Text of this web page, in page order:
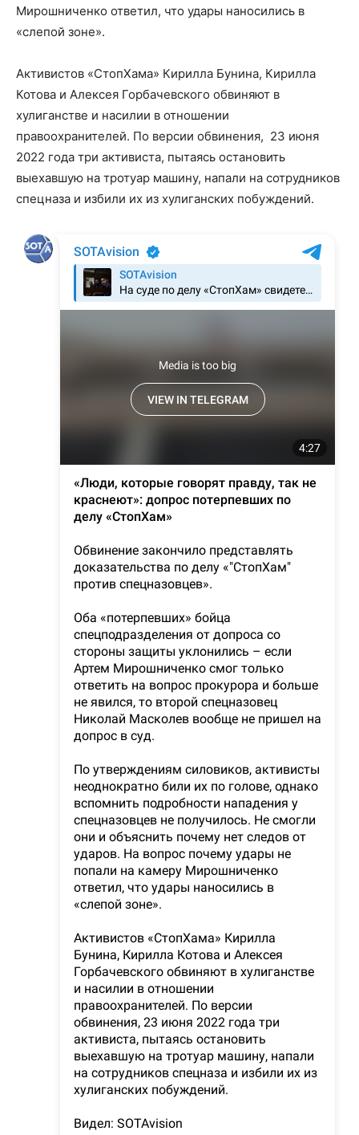
Мирошниченко ответил, что удары наносились в
«слепой зоне».
Активистов «СтопХама» Кирилла Бунина, Кирилла
Котова и Алексея Горбачевского обвиняют в
хулиганстве и насилии в отношении
правоохранителей. По версии обвинения, 23 июня
2022 года три активиста, пытаясь остановить
выехавшую на тротуар машину, напали на сотрудников
спецназа и избили их из хулиганских побуждений.